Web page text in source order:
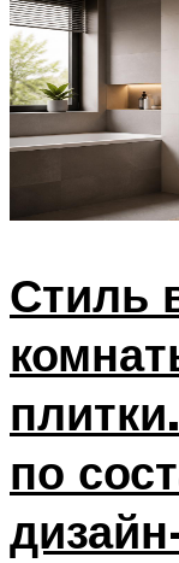
Стиль
по